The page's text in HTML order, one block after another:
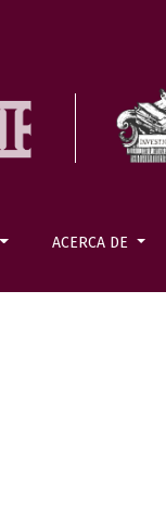
ACERCA DE